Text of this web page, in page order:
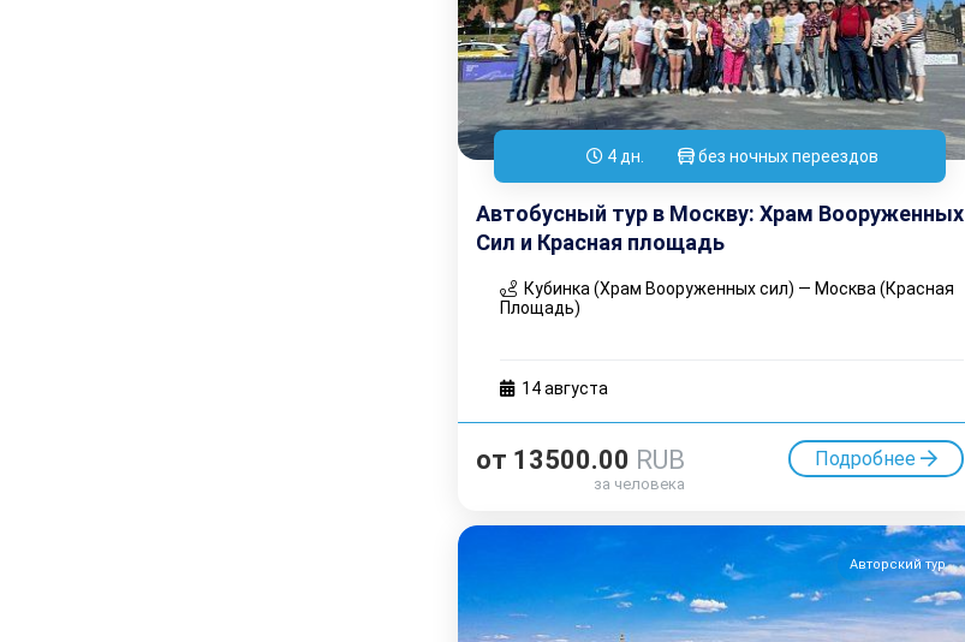
4 дн. без ночных переездов
Автобусный тур в Москву: Храм Вооруженных
Сил и Красная площадь
Кубинка (Храм Вооруженных сил) — Москва (Красная
Площадь)
14 августа
от 13500.00 RUB
за человека
Подробнее
Авторский тур